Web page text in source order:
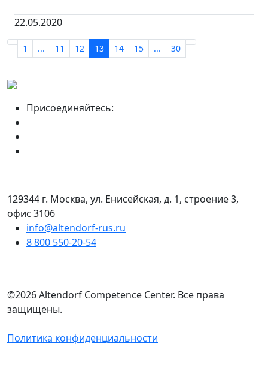
22.05.2020
1 ... 11 12 13 14 15 ... 30
Присоединяйтесь:
129344 г. Москва, ул. Енисейская, д. 1, строение 3,
офис 3106
info@altendorf-rus.ru
8 800 550-20-54
©2026 Altendorf Сompetence Сenter. Все права
защищены.
Политика конфиденциальности